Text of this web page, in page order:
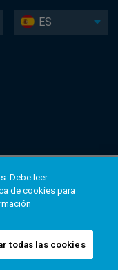
ES
Debe leer
de cookies para
todas las cookies